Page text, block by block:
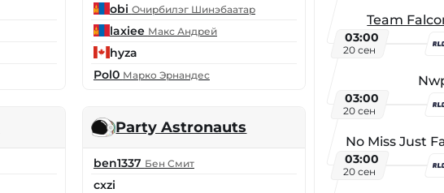
obi Очирбилэг Шинэбаатар
laxiee Макс Андрей
hyza
Pol0 Марко Эрнандес
Party Astronauts
ben1337 Бен Смит
cxzi
Team
03:00
20 сен
03:00
20 сен
03:00
20 сен